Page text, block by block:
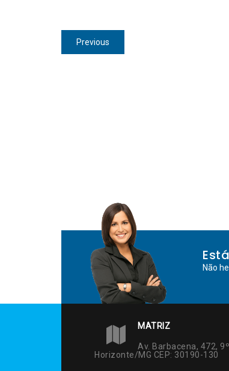
Navegação
de
Previous
post:
Não
MATRIZ
Av. Barbacena, 472,
Horizonte/MG CEP: 30190-130